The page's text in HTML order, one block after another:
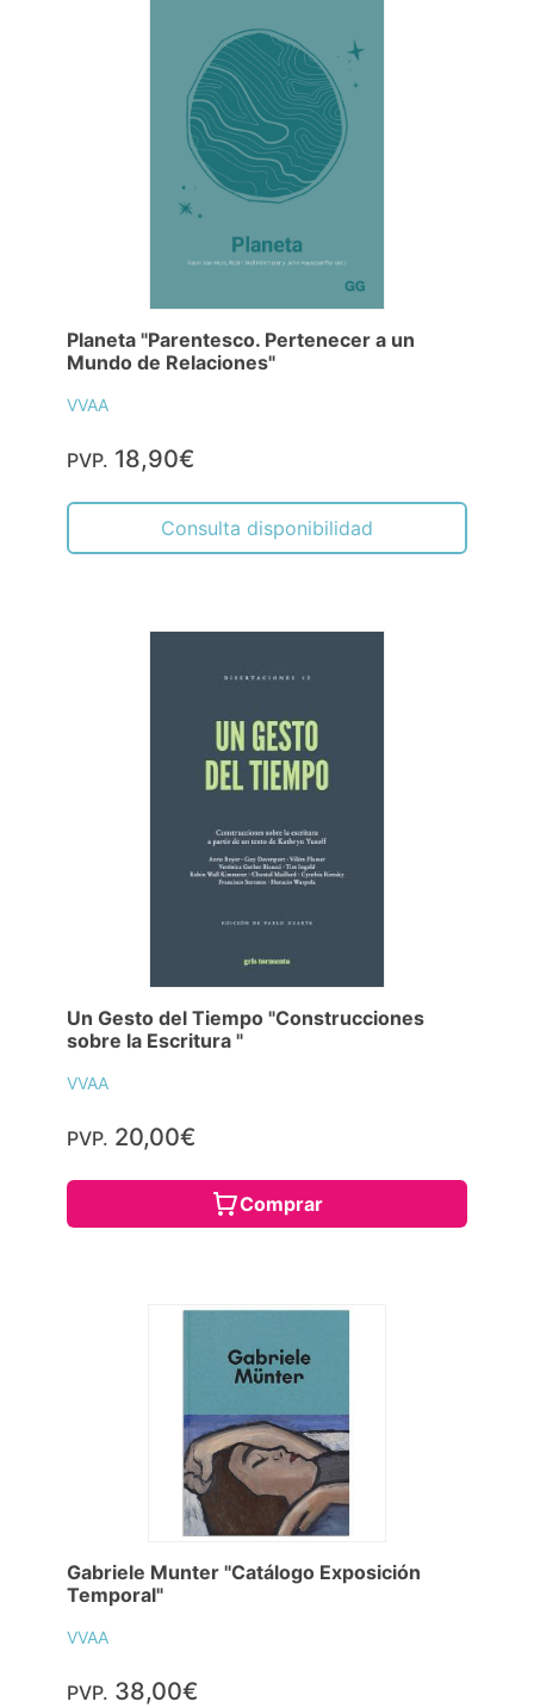
Planeta "Parentesco. Pertenecer a un
Mundo de Relaciones"
VVAA
PVP. 18,90€
Consulta disponibilidad
Un Gesto del Tiempo "Construcciones
sobre la Escritura "
VVAA
PVP. 20,00€
Comprar
Gabriele Munter "Catálogo Exposición
Temporal"
VVAA
PVP. 38,00€